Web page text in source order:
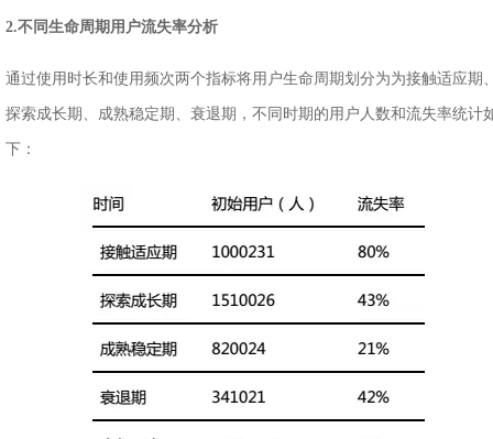
2.不同生命周期用户流失率分析
通过使用时长和使用频次两个指标将用户生命周期划分为为接触适应期
探索成长期、成熟稳定期、衰退期，不同时期的用户人数和流失率统计
下：